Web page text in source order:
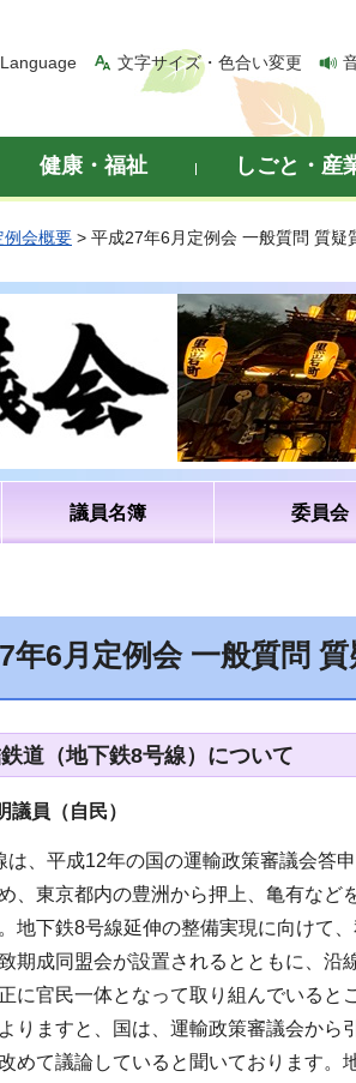
文字サイズ・色合い変更
健康・福祉 しごと・産
例会概要 > 平成27年6月定例会 一般質問 質
議員名簿 委員会
年6月定例会 一般質問
道（地下鉄8号線）について
員（自民）
は、平成12年の国の運輸政策審議会答
め、東京都内の豊洲から押上、亀有な
地下鉄8号線延伸の整備実現に向けて
期成同盟会が設置されるとともに、沿
に官民一体となって取り組んでいると
りますと、国は、運輸政策審議会から
めて議論していると聞いております